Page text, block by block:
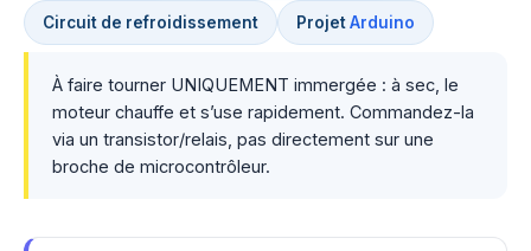
Circuit de refroidissement ProjetArduino
À faire tourner UNIQUEMENT immergée : à sec, le
moteur chauffe et s’use rapidement. Commandez-la
via un transistor/relais, pas directement sur une
broche de microcontrôleur.